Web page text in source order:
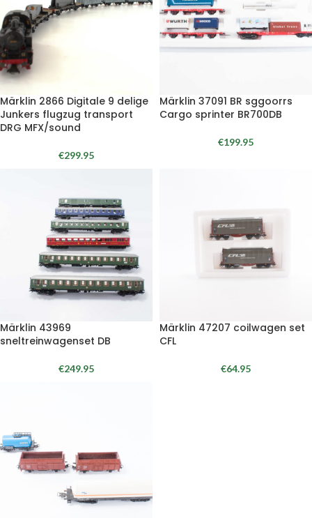
Märklin 2866 Digitale 9 delige
Junkers flugzug transport
DRG MFX/sound
€299.95
Märklin 37091 BR sggoorrs
Cargo sprinter BR700DB
€199.95
Märklin 43969
sneltreinwagenset DB
€249.95
Märklin 47207 coilwagen set
CFL
€64.95